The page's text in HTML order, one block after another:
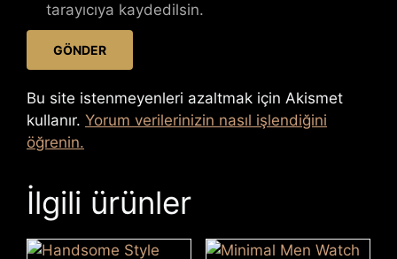
tarayıcıya kaydedilsin.
Bu site istenmeyenleri azaltmak için Akismet
kullanır. Yorum verilerinizin nasıl işlendiğini
öğrenin.
İlgili ürünler